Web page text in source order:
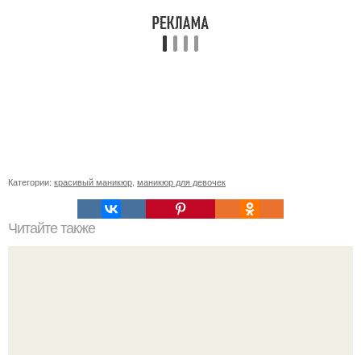
Категории: красивый маникюр маникюр для девочек
Читайте также